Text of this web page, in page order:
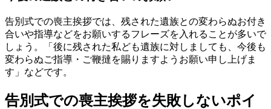
告別式での喪主挨拶では、残された遺族との変わらぬお付き
合いや指導などをお願いするフレーズを入れることが多いで
しょう。「後に残された私ども遺族に対しましても、今後も
変わらぬご指導・ご鞭撻を賜りますようお願い申し上げま
す」などです。
告別式での喪主挨拶を失敗しないポイ